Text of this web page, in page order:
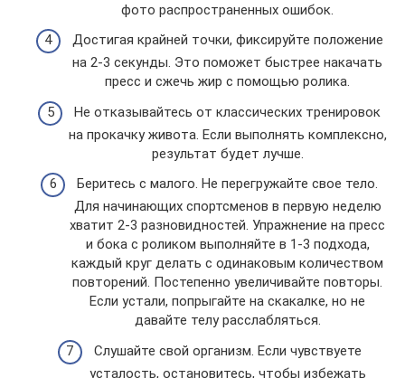
фото распространенных ошибок.
Достигая крайней точки, фиксируйте положение
на 2-3 секунды. Это поможет быстрее накачать
пресс и сжечь жир с помощью ролика.
Не отказывайтесь от классических тренировок
на прокачку живота. Если выполнять комплексно,
результат будет лучше.
Беритесь с малого. Не перегружайте свое тело.
Для начинающих спортсменов в первую неделю
хватит 2-3 разновидностей. Упражнение на пресс
и бока с роликом выполняйте в 1-3 подхода,
каждый круг делать с одинаковым количеством
повторений. Постепенно увеличивайте повторы.
Если устали, попрыгайте на скакалке, но не
давайте телу расслабляться.
Слушайте свой организм. Если чувствуете
усталость, остановитесь, чтобы избежать